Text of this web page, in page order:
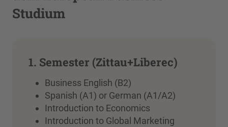
Studium
1. Semester (Zittau+Liberec)
Business English (B2)
Spanish (A1) or German (A1/A2)
Introduction to Economics
Introduction to Global Marketing